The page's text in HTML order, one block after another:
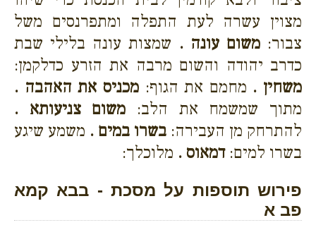
מצוין עשרה לעת התפלה ומתפרנסים משל
צבור:משום עונה . שמצות עונה בלילי שבת
כדרב יהודה והשום מרבה את הזרע כדלקמן:
משחין . מחמם את הגוף:מכניס את האהבה .
מתוך שמשמח את הלב: משום צניעותא .
להתרחק מן העבירה: בשרו במים . משמע שיגע
בשרו למים:דמאוס . מלוכלך:
פירוש תוספות על מסכת - בבא קמא
פב א